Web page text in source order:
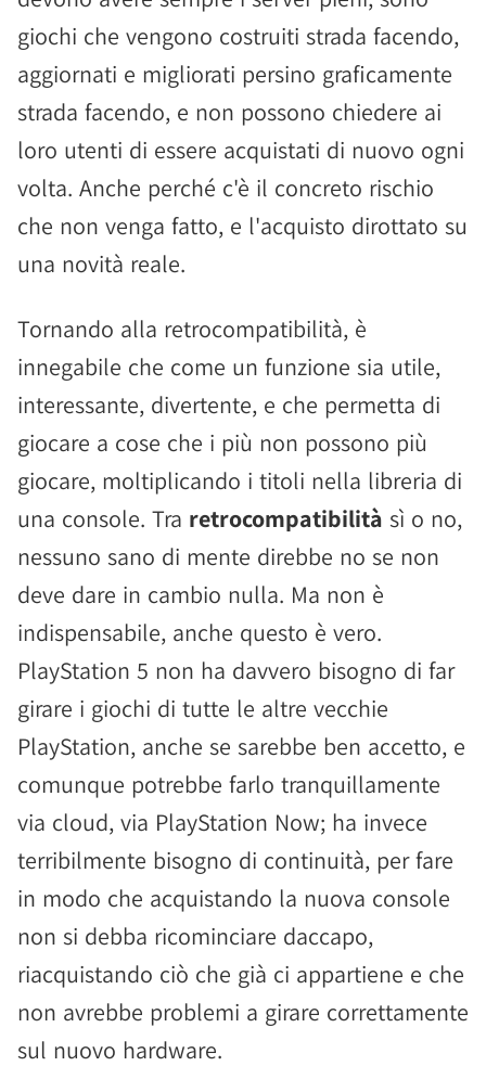
giochi che vengono costruiti strada facendo,
aggiornati e migliorati persino graficamente
strada facendo, e non possono chiedere ai
loro utenti di essere acquistati di nuovo ogni
volta. Anche perché c'è il concreto rischio
che non venga fatto, e l'acquisto dirottato su
una novità reale.
Tornando alla retrocompatibilità, è
innegabile che come un funzione sia utile,
interessante, divertente, e che permetta di
giocare a cose che i più non possono più
giocare, moltiplicando i titoli nella libreria di
una console. Tra retrocompatibilità sì o no,
nessuno sano di mente direbbe no se non
deve dare in cambio nulla. Ma non è
indispensabile, anche questo è vero.
PlayStation 5 non ha davvero bisogno di far
girare i giochi di tutte le altre vecchie
PlayStation, anche se sarebbe ben accetto, e
comunque potrebbe farlo tranquillamente
via cloud, via PlayStation Now; ha invece
terribilmente bisogno di continuità, per fare
in modo che acquistando la nuova console
non si debba ricominciare daccapo,
riacquistando ciò che già ci appartiene e che
non avrebbe problemi a girare correttamente
sul nuovo hardware.